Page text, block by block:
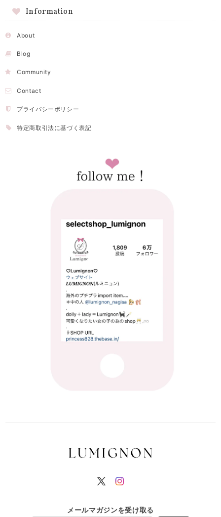
Information
About
Blog
Community
Contact
プライバシーポリシー
特定商取引法に基づく表記
メールマガジンを受け取る